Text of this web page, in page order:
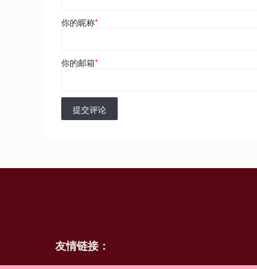
你的昵称*
你的邮箱*
提交评论
友情链接：